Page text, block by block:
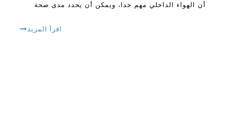
أن الهواء الداخلي مهم جدا، ويمكن أن يحدد مدى صحة
على البيئة الداخلية النقية ونظيفة قدر الإمكان. طريقة
اقرأ المزيد